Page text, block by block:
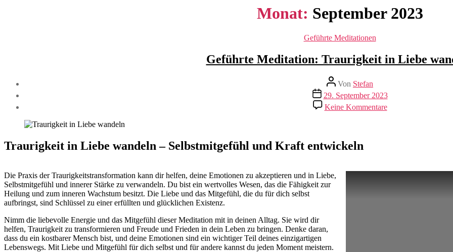
Monat: September 2023
Kategorien
Geführte Meditationen
Geführte Meditation: Traurigkeit in Liebe
Beitragsautor
Von Stefan
Beitragsdatum
29. September 2023
Keine Kommentarezu
Geführte
Traurigkeit in Liebe wandeln – Selbstmitgefühl und Kraft entwickeln
Die Praxis der Traurigkeitstransformation kann dir helfen, deine Emotionen zu akzeptieren und in Liebe,
Selbstmitgefühl und innerer Stärke zu verwandeln. Du bist ein wertvolles Wesen, das die Fähigkeit zur
Heilung und zum inneren Wachstum besitzt. Die Liebe und das Mitgefühl, die du für dich selbst
aufbringst, sind Schlüssel zu einer erfüllten und glücklichen Existenz.
Nimm die liebevolle Energie und das Mitgefühl dieser Meditation mit in deinen Alltag. Sie wird dir
helfen, Traurigkeit zu transformieren und Freude und Frieden in dein Leben zu bringen. Denke daran,
dass du ein kostbarer Mensch bist, und deine Emotionen sind ein wichtiger Teil deines einzigartigen
Lebenswegs. Mit Liebe und Mitgefühl für dich selbst und für andere kannst du jeden Moment meistern.